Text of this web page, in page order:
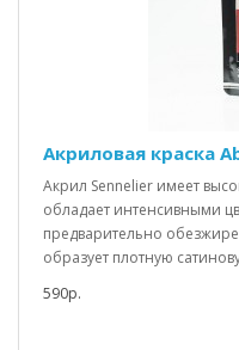
Акриловая краска
Акрил Sennelier имеет
обладает интенсивными
предварительно
образует плотную
590р.